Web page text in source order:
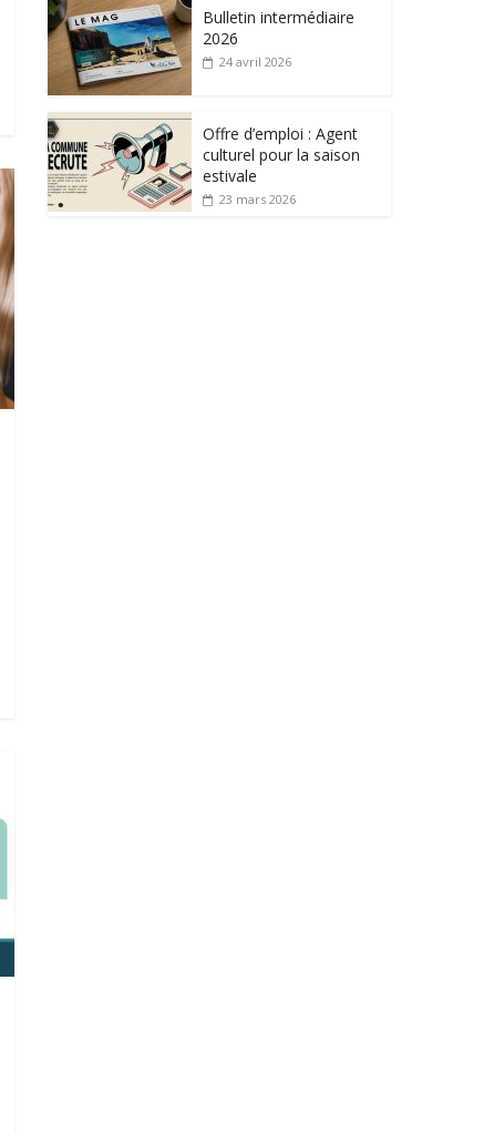
Bulletin intermédiaire
2026
24 avril 2026
Offre d’emploi : Agent
culturel pour la saison
estivale
23 mars 2026